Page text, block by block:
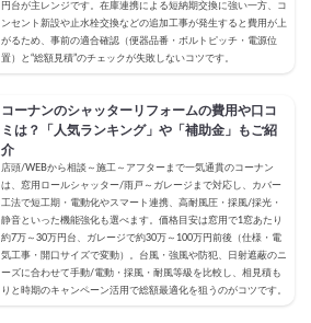
円台が主レンジです。在庫連携による短納期交換に強い一方、コ
ンセント新設や止水栓交換などの追加工事が発生すると費用が上
がるため、事前の適合確認（便器品番・ボルトピッチ・電源位
置）と“総額見積”のチェックが失敗しないコツです。
コーナンのシャッターリフォームの費用や口コ
ミは？「人気ランキング」や「補助金」もご紹
介
店頭/WEBから相談～施工～アフターまで一気通貫のコーナン
は、窓用ロールシャッター/雨戸～ガレージまで対応し、カバー
工法で短工期・電動化やスマート連携、高耐風圧・採風/採光・
静音といった機能強化も選べます。価格目安は窓用で1窓あたり
約7万～30万円台、ガレージで約30万～100万円前後（仕様・電
気工事・開口サイズで変動）。台風・強風や防犯、日射遮蔽のニ
ーズに合わせて手動/電動・採風・耐風等級を比較し、相見積も
りと時期のキャンペーン活用で総額最適化を狙うのがコツです。